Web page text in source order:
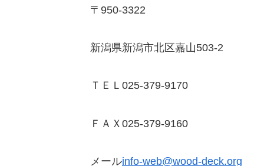
〒950-3322
新潟県新潟市北区嘉山503-2
ＴＥＬ025-379-9170
ＦＡＸ025-379-9160
メールinfo-web@wood-deck.org